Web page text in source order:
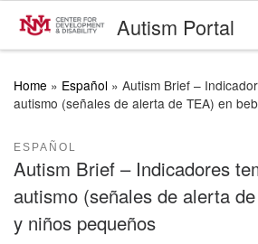
Skip to contentAutism Portal
Home » Español » Autism Brief –
autismo (señales de alerta de TEA) en
ESPAÑOL
Autism Brief – Indicadores
autismo (señales de alerta
y niños pequeños